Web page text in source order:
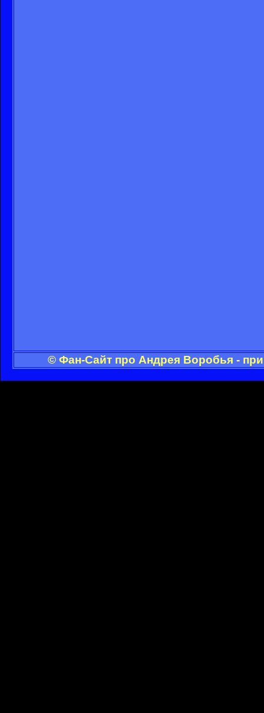
© Фан-Сайт про Андрея Воробья -